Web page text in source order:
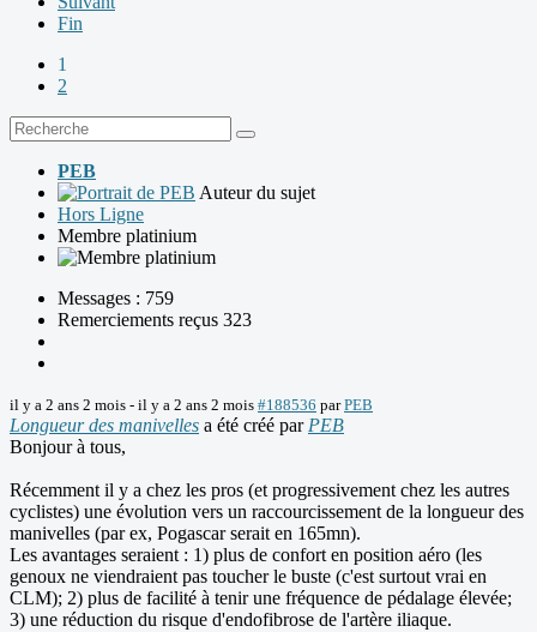
Fin
1
2
PEB
Auteur du sujet
Hors Ligne
Membre platinium
Messages : 759
Remerciements reçus 323
il y a 2 ans 2 mois - il y a 2 ans 2 mois #188536 parPEB
Longueur des manivelles a été créé par PEB
Bonjour à tous,
Récemment il y a chez les pros (et progressivement chez les autres
cyclistes) une évolution vers un raccourcissement de la longueur des
manivelles (par ex, Pogascar serait en 165mn).
Les avantages seraient : 1) plus de confort en position aéro (les
genoux ne viendraient pas toucher le buste (c'est surtout vrai en
CLM); 2) plus de facilité à tenir une fréquence de pédalage élevée;
3) une réduction du risque d'endofibrose de l'artère iliaque.